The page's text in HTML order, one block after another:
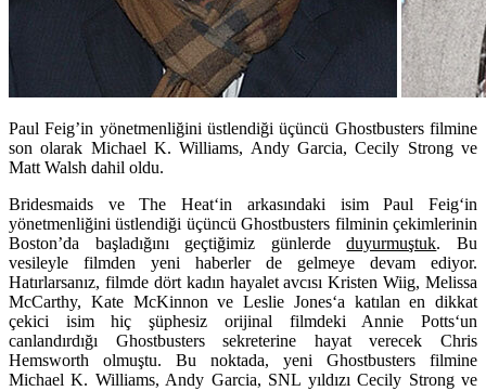
Paul Feig’in yönetmenliğini üstlendiği üçüncü Ghostbusters filmine
son olarak Michael K. Williams, Andy Garcia, Cecily Strong ve
Matt Walsh dahil oldu.
Bridesmaids veThe Heat‘in arkasındaki isimPaul Feig‘in
yönetmenliğini üstlendiği üçüncüGhostbusters filminin çekimlerinin
Boston’da başladığını geçtiğimiz günlerdeduyurmuştuk. Bu
vesileyle filmden yeni haberler de gelmeye devam ediyor.
Hatırlarsanız, filmde dört kadın hayalet avcısıKristen Wiig, Melissa
McCarthy, Kate McKinnonve Leslie Jones‘a katılan en dikkat
çekici isim hiç şüphesiz orijinal filmdeki Annie Potts‘un
canlandırdığı Ghostbusters sekreterine hayat verecek Chris
Hemsworth olmuştu. Bu noktada, yeni Ghostbusters filmine
Michael K. Williams, Andy Garcia, SNL yıldızıCecily Strongve